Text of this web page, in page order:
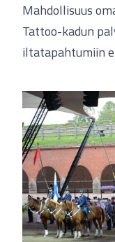
Mahdollisuus
Tattoo-kadun
iltatapahtumiin